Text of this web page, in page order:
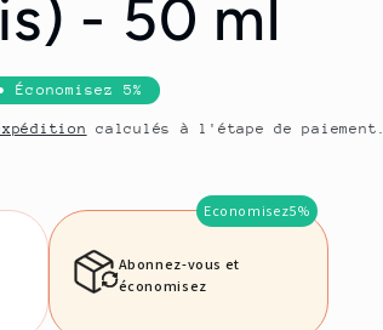
o
- 50 ml
Économisez 5%
calculés à l'étape de paiement.
Abonnez-vous et
économisez
Economisez5%